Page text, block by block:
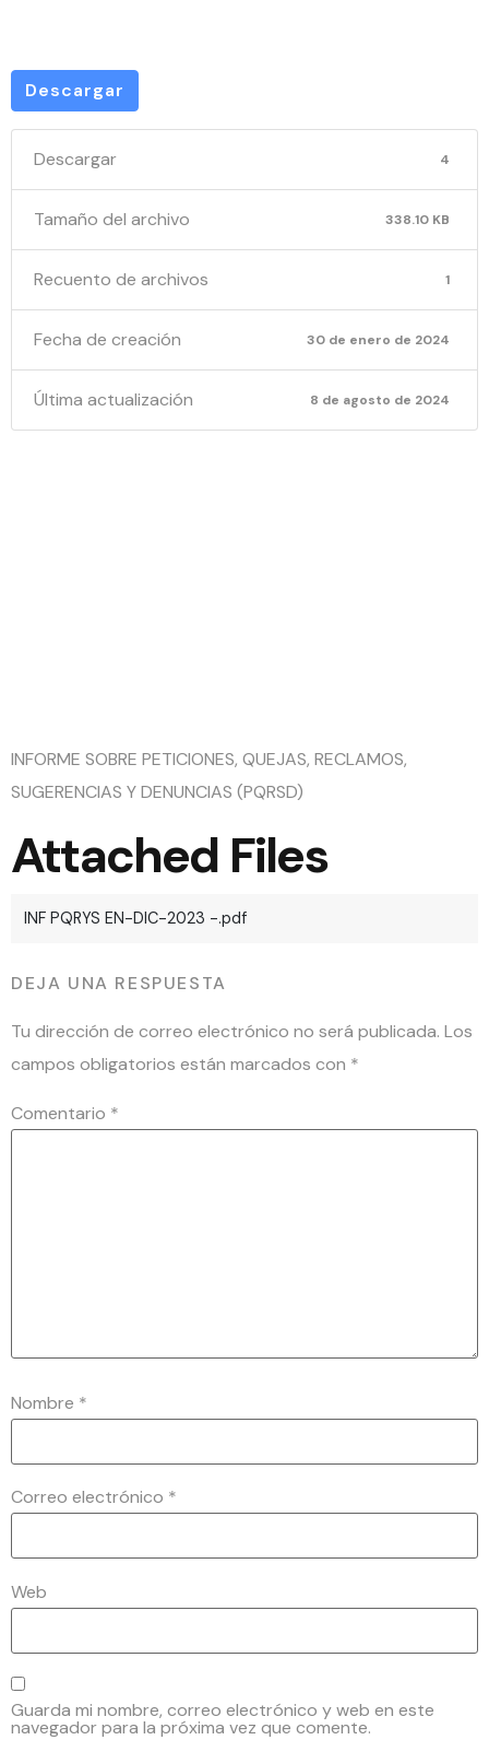
Descargar
Descargar 4
Tamaño del archivo 338.10 KB
Recuento de archivos 1
Fecha de creación 30 de enero de 2024
Última actualización 8 de agosto de 2024
INFORME SOBRE PETICIONES, QUEJAS, RECLAMOS,
SUGERENCIAS Y DENUNCIAS (PQRSD)
Attached Files
INF PQRYS EN-DIC-2023 -.pdf
DEJA UNA RESPUESTA
Tu dirección de correo electrónico no será publicada. Los
campos obligatorios están marcados con *
Comentario *
Nombre *
Correo electrónico *
Web
Guarda mi nombre, correo electrónico y web en este
navegador para la próxima vez que comente.